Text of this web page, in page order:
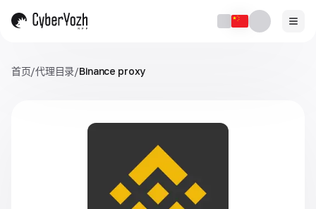
首页/代理目录/Binance proxy